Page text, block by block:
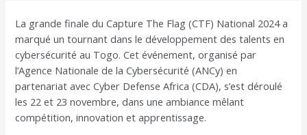
La grande finale du Capture The Flag (CTF) National 2024 a
marqué un tournant dans le développement des talents en
cybersécurité au Togo. Cet événement, organisé par
l’Agence Nationale de la Cybersécurité (ANCy) en
partenariat avec Cyber Defense Africa (CDA), s’est déroulé
les 22 et 23 novembre, dans une ambiance mêlant
compétition, innovation et apprentissage.
l’article